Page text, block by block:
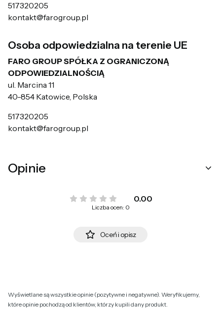
517320205
kontakt@farogroup.pl
Osoba odpowiedzialna na terenie UE
FARO GROUP SPÓŁKA Z OGRANICZONĄ
ODPOWIEDZIALNOŚCIĄ
ul. Marcina 11
40-854 Katowice, Polska
517320205
kontakt@farogroup.pl
Opinie
0.00
Liczba ocen: 0
Oceń i opisz
Wyświetlane są wszystkie opinie (pozytywne i negatywne). Weryfikujemy,
które opinie pochodzą od klientów, którzy kupili dany produkt.